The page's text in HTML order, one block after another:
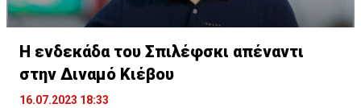
Η ενδεκάδα του Σπιλέφσκι απέναντι
στην Διναμό Κιέβου
16.07.2023 18:33